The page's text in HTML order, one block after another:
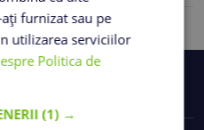
furnizat sau pe
utilizarea serviciilor
Politica de
(1) →